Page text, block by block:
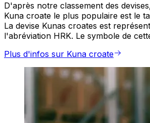
D'après notre classement des
Kuna croate le plus populaire est le
La devise Kunas croates est
l'abréviation HRK. Le symbole de
Plus d'infos sur Kuna croate